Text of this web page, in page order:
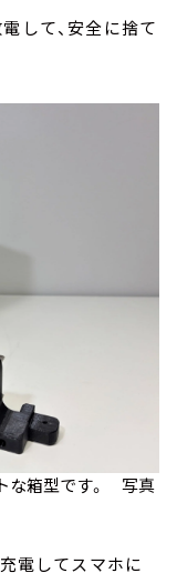
して、安全に捨て
な箱型です。 写真
電してスマホに